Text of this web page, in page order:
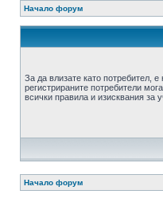
Начало форум
За да влизате като потребител,
регистрираните потребители
всички правила и изисквания за
Начало форум